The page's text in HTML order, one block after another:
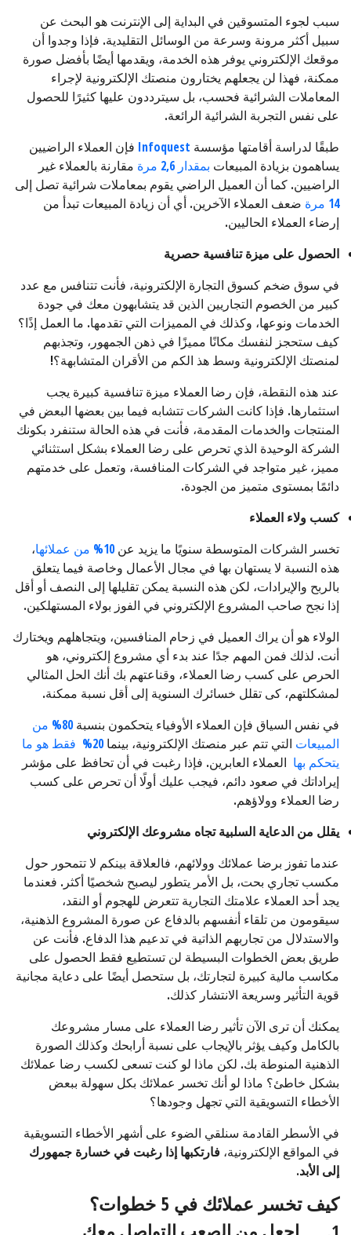
سبب لجوء المتسوقين في البداية إلى الإنترنت هو البحث عن
سبيل أكثر مرونة وسرعة من الوسائل التقليدية. فإذا وجدوا أن
موقعك الإلكتروني يوفر هذه الخدمة، ويقدمها أيضًا بأفضل صورة
ممكنة، فهذا لن يجعلهم يختارون منصتك الإلكترونية لإجراء
المعاملات الشرائية فحسب، بل سيترددون عليها كثيرًا للحصول
على نفس التجربة الشرائية الرائعة.
طبقًا لدراسة أقامتها مؤسسة Infoquest فإن العملاء الراضيين
يساهمون بزيادة المبيعات بمقدار 2,6 مرة
مقارنة بالعملاء غير
الراضيين. كما أن العميل الراضي يقوم بمعاملات شرائية تصل إلى
14 مرة
ضعف العملاء الآخرين. أي أن زيادة المبيعات تبدأ من
إرضاء العملاء الحاليين.
الحصول على ميزة تنافسية حصرية
في سوق ضخم كسوق التجارة الإلكترونية، فأنت تتنافس مع عدد
كبير من الخصوم التجاريين الذين قد يتشابهون معك في جودة
الخدمات ونوعها، وكذلك في المميزات التي تقدمها. ما العمل إذًا؟
كيف ستحجز لنفسك مكانًا مميزًا في ذهن الجمهور، وتجذبهم
لمنصتك الإلكترونية وسط هذ الكم من الأقران المتشابهة؟!
عند هذه النقطة، فإن رضا العملاء ميزة تنافسية كبيرة يجب
استثمارها. فإذا كانت الشركات تتشابه فيما بين بعضها البعض في
المنتجات والخدمات المقدمة، فأنت في هذه الحالة ستنفرد بكونك
الشركة الوحيدة الذي تحرص على رضا العملاء بشكل استثنائي
مميز، غير متواجد في الشركات المنافسة، وتعمل على خدمتهم
دائمًا بمستوى متميز من الجودة.
كسب ولاء العملاء
تخسر الشركات المتوسطة سنويًا ما يزيد عن10% من عملائها
،
هذه النسبة لا يستهان بها في مجال الأعمال وخاصة فيما يتعلق
بالربح والإيرادات، لكن هذه النسبة يمكن تقليلها إلى النصف أو أقل
إذا نجح صاحب المشروع الإلكتروني في الفوز بولاء المستهلكين.
الولاء هو أن يراك العميل في زحام المنافسين، ويتجاهلهم ويختارك
أنت. لذلك فمن المهم جدًا عند بدء أي مشروع إلكتروني، هو
الحرص على كسب رضا العملاء، وقناعتهم بك أنك الحل المثالي
لمشكلتهم، كى تقلل خسائرك السنوية إلى أقل نسبة ممكنة.
في نفس السياق فإن العملاء الأوفياء يتحكمون بنسبة
80% من
المبيعات التي تتم عبر منصتك الإلكترونية، بينما
20% فقط هو ما
يتحكم بها العملاء العابرين. فإذا رغبت في أن تحافظ على مؤشر
إيراداتك في صعود دائم، فيجب عليك أولًا أن تحرص على كسب
رضا العملاء وولاؤهم.
يقلل من الدعاية السلبية تجاه مشروعك الإلكتروني
عندما تفوز برضا عملائك وولائهم، فالعلاقة بينكم لا تتمحور حول
مكسب تجاري بحت، بل الأمر يتطور ليصبح شخصيًا أكثر. فعندما
يجد أحد العملاء علامتك التجارية تتعرض للهجوم أو النقد،
سيقومون من تلقاء أنفسهم بالدفاع عن صورة المشروع الذهنية،
والاستدلال من تجاربهم الذاتية في تدعيم هذا الدفاع. فأنت عن
طريق بعض الخطوات البسيطة لن تستطيع فقط الحصول على
مكاسب مالية كبيرة لتجارتك، بل ستحصل أيضًا على دعاية مجانية
قوية التأثير وسريعة الانتشار كذلك.
يمكنك أن ترى الآن تأثير رضا العملاء على مسار مشروعك
بالكامل وكيف يؤثر بالإيجاب على نسبة أرابحك وكذلك الصورة
الذهنية المنوطة بك. لكن ماذا لو كنت تسعى لكسب رضا عملائك
بشكل خاطئ؟ ماذا لو أنك تخسر عملائك بكل سهولة ببعض
الأخطاء التسويقية التي تجهل وجودها؟
في الأسطر القادمة سنلقي الضوء على أشهر الأخطاء التسويقية
في المواقع الإلكترونية، فارتكبها إذا رغبت في خسارة جمهورك
إلى الأبد.
كيف تخسر عملائك في 5 خطوات؟